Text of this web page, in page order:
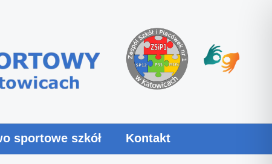
sportowe szkół Kontakt